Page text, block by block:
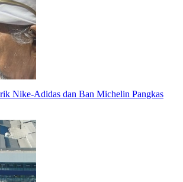
Nike-Adidas dan Ban Michelin Pangkas